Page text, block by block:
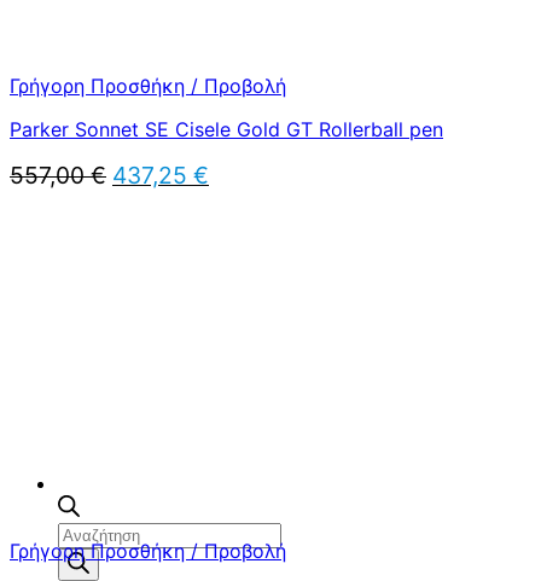
Αναζήτηση
προϊόντων
Γρήγορη Προσθήκη / Προβολή
Parker Sonnet SE Cisele Gold GT Rollerball pen
557,00€ Original
price
437,25 €
Γρήγορη Προσθήκη / Προβολή